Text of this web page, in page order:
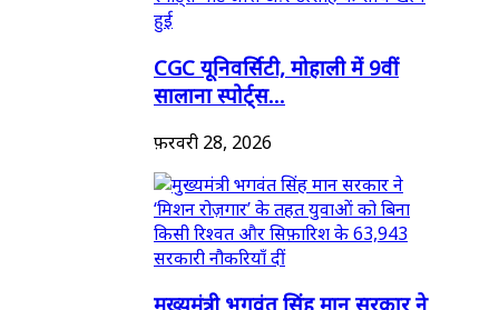
CGC यूनिवर्सिटी, मोहाली में 9वीं
सालाना स्पोर्ट्स...
फ़रवरी 28, 2026
मुख्यमंत्री भगवंत सिंह मान सरकार ने